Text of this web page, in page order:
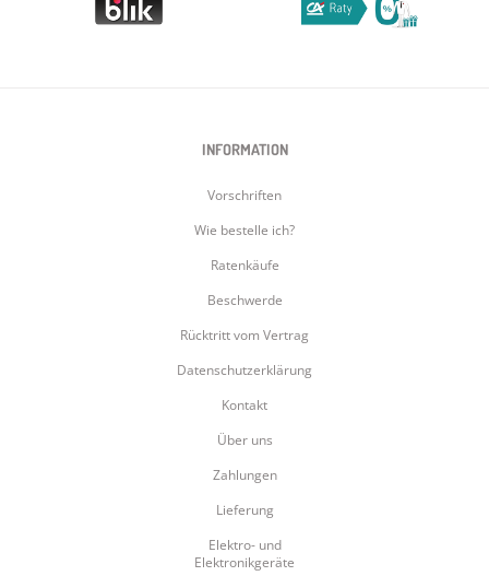
INFORMATION
Vorschriften
Wie bestelle ich?
Ratenkäufe
Beschwerde
Rücktritt vom Vertrag
Datenschutzerklärung
Kontakt
Über uns
Zahlungen
Lieferung
Elektro- und
Elektronikgeräte